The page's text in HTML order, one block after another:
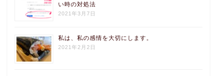
い時の対処法
2021年3月7日
私は、私の感情を大切にします。
2021年2月2日